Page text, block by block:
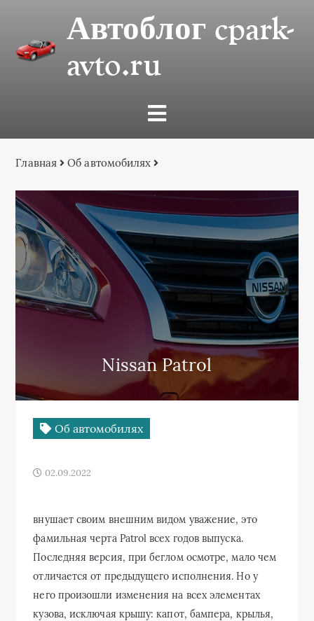
Автоблог cpark-
avto.ru
Главная Об автомобилях
Nissan Patrol
Об автомобилях
02.09.2022
внушает своим внешним видом уважение, это
фамильная черта Patrol всех годов выпуска.
Последняя версия, при беглом осмотре, мало чем
отличается от предыдущего исполнения. Но у
него произошли изменения на всех элементах
кузова, исключая крышу: капот, бампера, крылья,